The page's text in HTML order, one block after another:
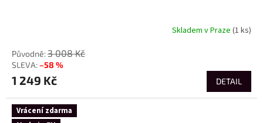
Skladem v Praze (1 ks)
3 008 Kč
–58 %
1 249 Kč DETAIL
Vrácení zdarma